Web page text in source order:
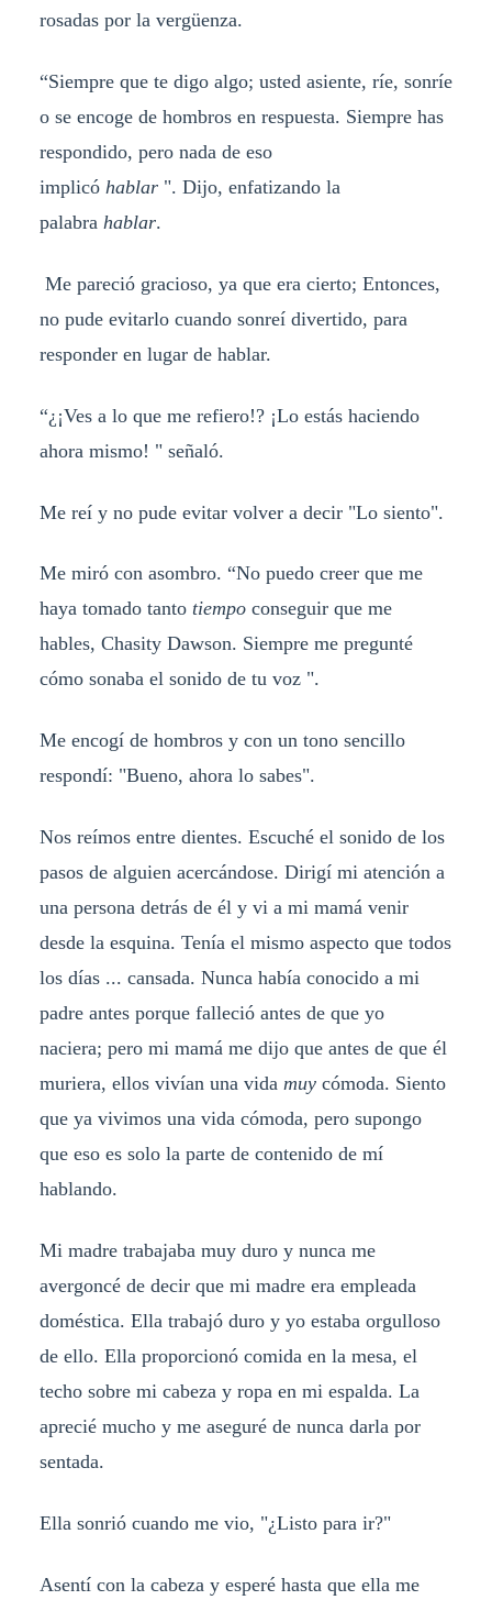
rosadas por la vergüenza.
“Siempre que te digo algo; usted asiente, ríe, sonríe
o se encoge de hombros en respuesta. Siempre has
respondido, pero nada de eso
implicó hablar ". Dijo, enfatizando la
palabra hablar.
Me pareció gracioso, ya que era cierto; Entonces,
no pude evitarlo cuando sonreí divertido, para
responder en lugar de hablar.
“¿¡Ves a lo que me refiero!? ¡Lo estás haciendo
ahora mismo! " señaló.
Me reí y no pude evitar volver a decir "Lo siento".
Me miró con asombro. “No puedo creer que me
haya tomado tanto tiempo conseguir que me
hables, Chasity Dawson. Siempre me pregunté
cómo sonaba el sonido de tu voz ".
Me encogí de hombros y con un tono sencillo
respondí: "Bueno, ahora lo sabes".
Nos reímos entre dientes. Escuché el sonido de los
pasos de alguien acercándose. Dirigí mi atención a
una persona detrás de él y vi a mi mamá venir
desde la esquina. Tenía el mismo aspecto que todos
los días ... cansada. Nunca había conocido a mi
padre antes porque falleció antes de que yo
naciera; pero mi mamá me dijo que antes de que él
muriera, ellos vivían una vida muy cómoda. Siento
que ya vivimos una vida cómoda, pero supongo
que eso es solo la parte de contenido de mí
hablando.
Mi madre trabajaba muy duro y nunca me
avergoncé de decir que mi madre era empleada
doméstica. Ella trabajó duro y yo estaba orgulloso
de ello. Ella proporcionó comida en la mesa, el
techo sobre mi cabeza y ropa en mi espalda. La
aprecié mucho y me aseguré de nunca darla por
sentada.
Ella sonrió cuando me vio, "¿Listo para ir?"
Asentí con la cabeza y esperé hasta que ella me